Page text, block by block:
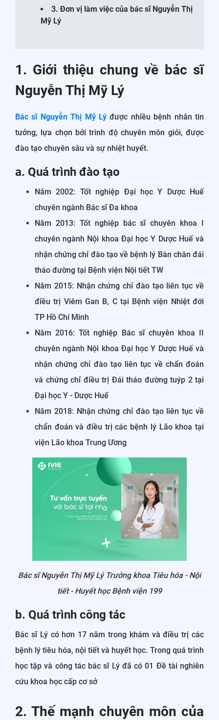
3. Đơn vị làm việc của bác sĩ Nguyễn Thị
Mỹ Lý
1. Giới thiệu chung về bác sĩ
Nguyễn Thị Mỹ Lý
Bác sĩ Nguyễn Thị Mỹ Lý được nhiều bệnh nhân tin
tưởng, lựa chọn bởi trình độ chuyên môn giỏi, được
đào tạo chuyên sâu và sự nhiệt huyết.
a. Quá trình đào tạo
Năm 2002: Tốt nghiệp Đại học Y Dược Huế
chuyên ngành Bác sĩ Đa khoa
Năm 2013: Tốt nghiệp bác sĩ chuyên khoa I
chuyên ngành Nội khoa Đại học Y Dược Huế và
nhận chứng chỉ đào tạo về bệnh lý Bàn chân đái
tháo đường tại Bệnh viện Nội tiết TW
Năm 2015: Nhận chứng chỉ đào tạo liên tục về
điều trị Viêm Gan B, C tại Bệnh viện Nhiệt đới
TP Hồ Chí Minh
Năm 2016: Tốt nghiệp Bác sĩ chuyên khoa II
chuyên ngành Nội khoa Đại học Y Dược Huế và
nhận chứng chỉ đào tạo liên tục về chẩn đoán
và chứng chỉ điều trị Đái tháo đường tuýp 2 tại
Đại học Y - Dược Huế
Năm 2018: Nhận chứng chỉ đào tạo liên tục về
chẩn đoán và điều trị các bệnh lý Lão khoa tại
viện Lão khoa Trung Ương
Bác sĩ Nguyễn Thị Mỹ Lý Trưởng khoa Tiêu hóa - Nội
tiết - Huyết học Bệnh viện 199
b. Quá trình công tác
Bác sĩ Lý có hơn 17 năm trong khám và điều trị các
bệnh lý tiêu hóa, nội tiết và huyết học. Trong quá trình
học tập và công tác bác sĩ Lý đã có 01 Đề tài nghiên
cứu khoa học cấp cơ sở
2. Thế mạnh chuyên môn của